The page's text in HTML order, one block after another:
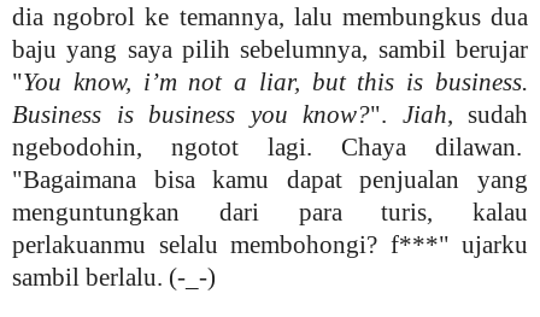
dia ngobrol ke temannya, lalu membungkus dua
bajuyang saya pilih sebelumnya, sambil berujar
"You know, i’m not a liar, but this is business.
Business is business you know?". Jiah, sudah
ngebodohin, ngotot lagi. Chaya dilawan.
"Bagaimana bisa kamu dapat penjualan yang
menguntungkan dari para turis, kalau
perlakuanmu selalu membohongi? f***" ujarku
sambil berlalu. (-_-)